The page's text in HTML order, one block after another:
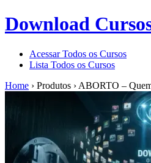
Download
Acessar Todos os Cursos
Lista Todos os Cursos
Home › Produtos › ABORTO –